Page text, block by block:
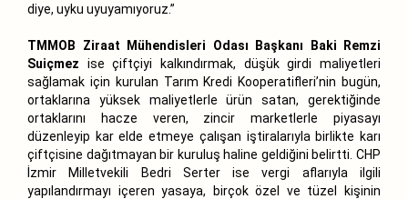
diye, uyku uyuyamıyoruz.”
TMMOB Ziraat Mühendisleri Odası Başkanı Baki Remzi
Suiçmez ise çiftçiyi kalkındırmak, düşük girdi maliyetleri
sağlamak için kurulan Tarım Kredi Kooperatifleri’nin bugün,
ortaklarına yüksek maliyetlerle ürün satan, gerektiğinde
ortaklarını hacze veren, zincir marketlerle piyasayı
düzenleyip kar elde etmeye çalışan iştiralarıyla birlikte karı
çiftçisine dağıtmayan bir kuruluş haline geldiğini belirtti. CHP
İzmir Milletvekili Bedri Serter ise vergi aflarıyla ilgili
yapılandırmayı içeren yasaya, birçok özel ve tüzel kişinin